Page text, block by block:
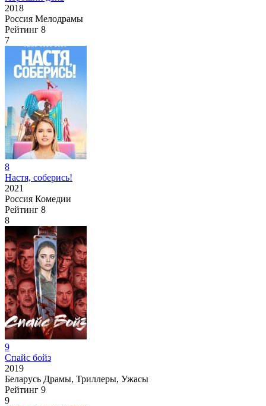
2018
Россия Мелодрамы
Рейтинг 8
7
8
Настя, соберись!
2021
Россия Комедии
Рейтинг 8
8
9
Спайс бойз
2019
Беларусь Драмы, Триллеры, Ужасы
Рейтинг 9
9